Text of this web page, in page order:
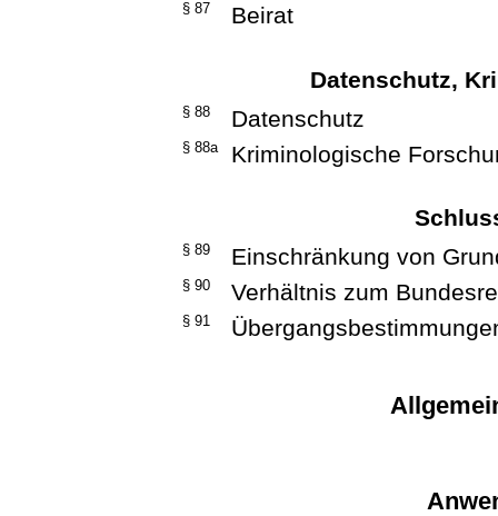
§ 87 Beirat
Datenschutz,
§ 88 Datenschutz
§ 88a Kriminologische
§ 89 Einschränkung von
§ 90 Verhältnis zum
§ 91